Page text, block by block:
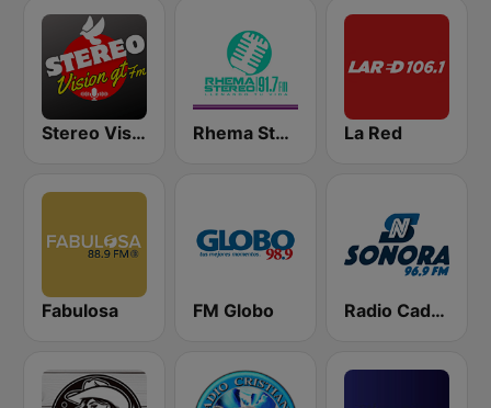
Stereo Vision Rhema Stereo La Red
Fabulosa FM Globo Radio Cadena Sonora